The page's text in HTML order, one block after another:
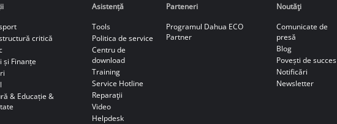
critică
și Finanțe
& Educație &
Asistență
Tools
Politica de service
Centru de
download
Training
Service Hotline
Reparaţii
Video
Helpdesk
Parteneri
Programul Dahua ECO
Partner
Noutăţi
Comunicate de
presă
Blog
Povești de succes
Notificări
Newsletter